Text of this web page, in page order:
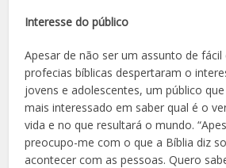
Interesse do público
Apesar de não ser um assunto de
profecias bíblicas despertaram o
jovens e adolescentes, um público
mais interessado em saber qual é o
vida e no que resultará o mundo.
preocupo-me com o que a Bíblia diz
acontecer com as pessoas. Quero